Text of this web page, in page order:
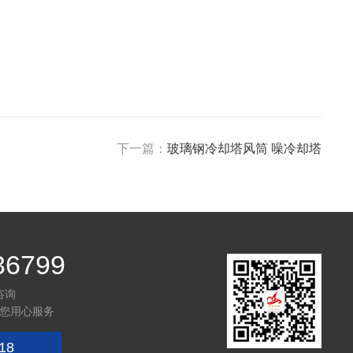
下一篇： 玻璃钢冷却塔风筒 噪冷却塔
询
用心服务